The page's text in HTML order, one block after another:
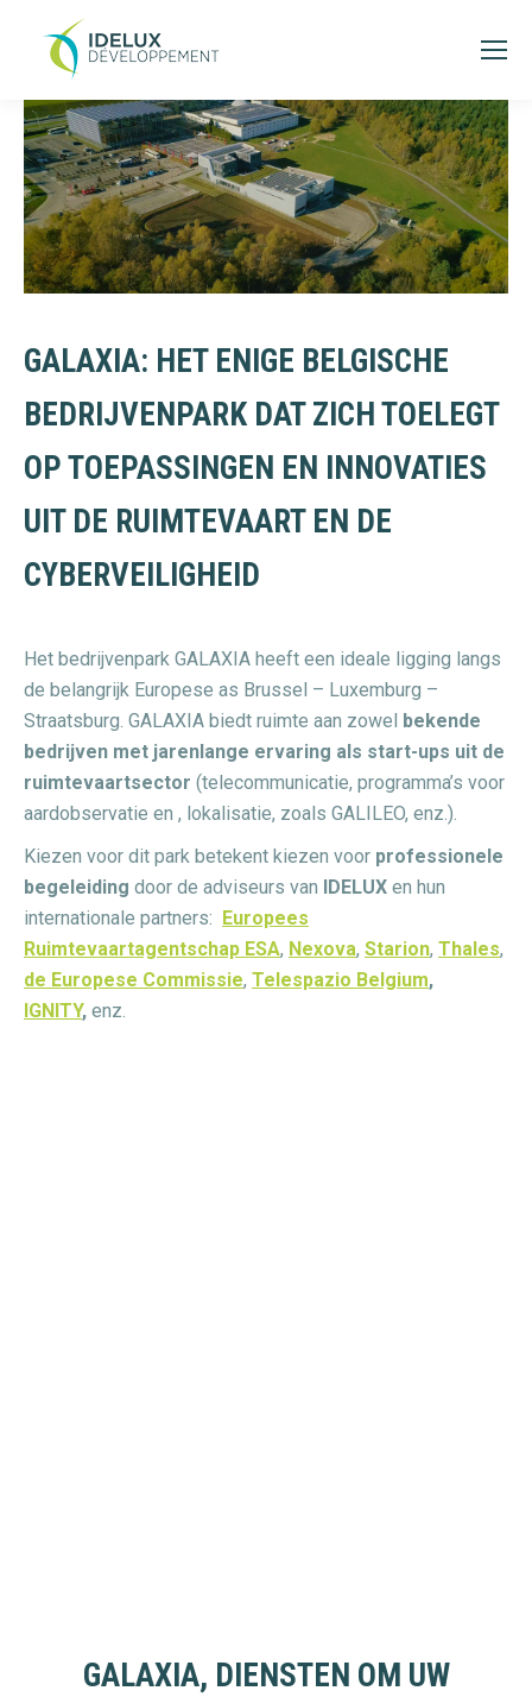
GALAXIA: HET ENIGE BELGISCHE
BEDRIJVENPARK DAT ZICH TOELEGT
OP TOEPASSINGEN EN INNOVATIES
UIT DE RUIMTEVAART EN DE
CYBERVEILIGHEID
Het bedrijvenpark GALAXIA heeft een ideale ligging langs
de belangrijk Europese as Brussel – Luxemburg –
Straatsburg. GALAXIA biedt ruimte aan zowel
bekende
bedrijven met jarenlange ervaring als start-ups uit de
ruimtevaartsector (telecommunicatie, programma’s voor
aardobservatie en , lokalisatie, zoals GALILEO, enz.).
Kiezen voor dit park betekent kiezen voor professionele
begeleiding door de adviseurs van IDELUX en hun
internationale partners:
Europees
Ruimtevaartagentschap ESA, Nexova, Starion, Thales,
de Europese Commissie, Telespazio Belgium,
IGNITY, enz.
GALAXIA, DIENSTEN OM UW